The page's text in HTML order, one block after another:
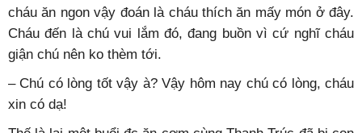
cháu ăn ngon vậy đoán là cháu thích ăn mấy món ở đây.
Cháu đến là chú vui lắm đó, đang buồn vì cứ nghĩ cháu
giận chú nên ko thèm tới.
– Chú có lòng tốt vậy à? Vậy hôm nay chú có lòng, cháu
xin có dạ!